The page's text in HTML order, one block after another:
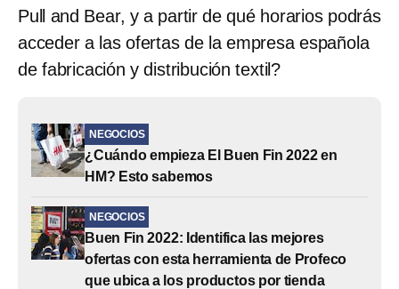
Pull and Bear, y a partir de qué horarios podrás
acceder a las ofertas de la empresa española
de fabricación y distribución textil?
NEGOCIOS
¿Cuándo empieza El Buen Fin 2022 en
HM? Esto sabemos
NEGOCIOS
Buen Fin 2022: Identifica las mejores
ofertas con esta herramienta de Profeco
que ubica a los productos por tienda